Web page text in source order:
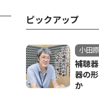
ピックアップ
小田
補聴
器の
か